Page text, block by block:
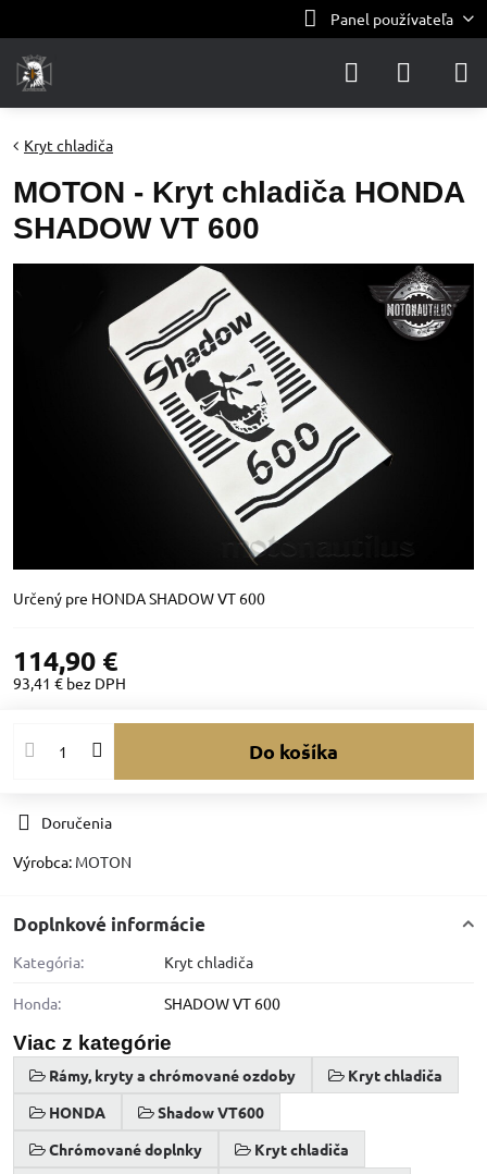
Panel používateľa
Kryt chladiča
MOTON - Kryt chladiča HONDA
SHADOW VT 600
Určený pre HONDA SHADOW VT 600
114,90 €
93,41 € bez DPH
Do košíka
Doručenia
Výrobca: MOTON
Doplnkové informácie
Kategória: Kryt chladiča
Honda: SHADOW VT 600
Viac z kategórie
Rámy, kryty a chrómované ozdoby
Kryt chladiča
HONDA
Shadow VT600
Chrómované doplnky
Kryt chladiča